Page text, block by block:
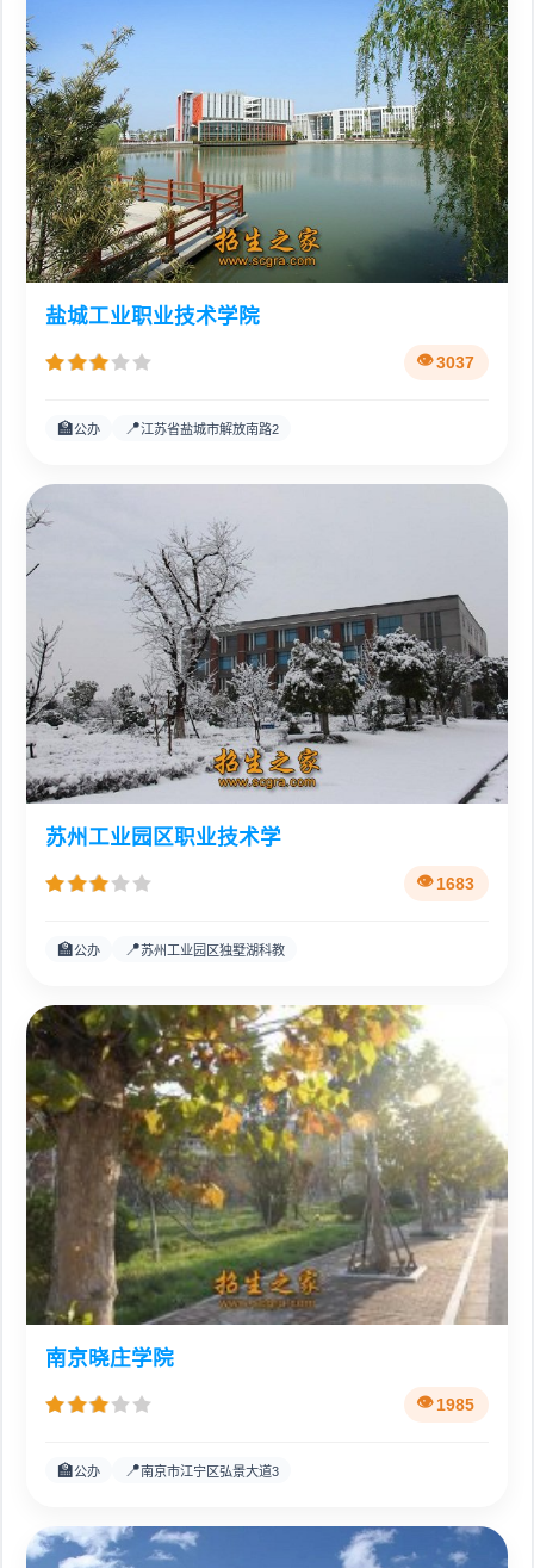
盐城工业职业技术学院
3037
🏫公办 📍江苏省盐城市解放南路2
苏州工业园区职业技术学
1683
🏫公办 📍苏州工业园区独墅湖科教
南京晓庄学院
1985
🏫公办 📍南京市江宁区弘景大道3